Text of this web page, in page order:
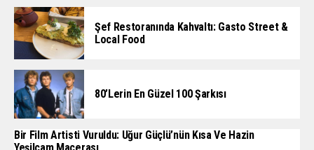
Şef Restoranında Kahvaltı: Gasto Street &
Local Food
80’lerin En Güzel 100 Şarkısı
Bir Film Artisti Vuruldu: Uğur Güçlü’nün Kısa Ve Hazin
Yeşilçam Macerası